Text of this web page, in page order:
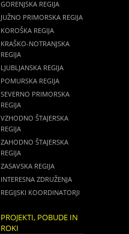
GORENJSKA REGIJA
JUŽNO PRIMORSKA REGIJA
KOROŠKA REGIJA
KRAŠKO-NOTRANJSKA
REGIJA
LJUBLJANSKA REGIJA
POMURSKA REGIJA
SEVERNO PRIMORSKA
REGIJA
VZHODNO ŠTAJERSKA
REGIJA
ZAHODNO ŠTAJERSKA
REGIJA
ZASAVSKA REGIJA
INTERESNA ZDRUŽENJA
REGIJSKI KOORDINATORJI
PROJEKTI, POBUDE IN
ROKI